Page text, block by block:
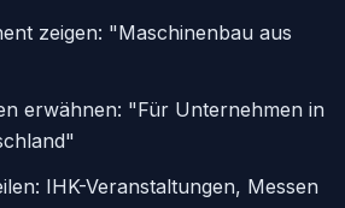
zeigen: "Maschinenbau aus
erwähnen: "Für Unternehmen in
IHK-Veranstaltungen, Messen